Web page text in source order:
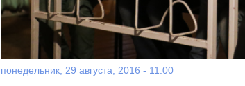
понедельник, 29 августа, 2016 - 11:00